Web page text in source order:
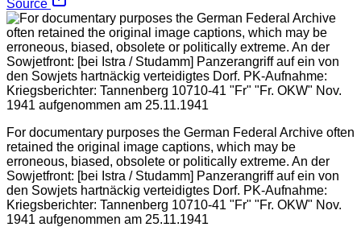
Source
For documentary purposes the German Federal Archive often
retained the original image captions, which may be
erroneous, biased, obsolete or politically extreme. An der
Sowjetfront: [bei Istra / Studamm] Panzerangriff auf ein von
den Sowjets hartnäckig verteidigtes Dorf. PK-Aufnahme:
Kriegsberichter: Tannenberg 10710-41 "Fr" "Fr. OKW" Nov.
1941 aufgenommen am 25.11.1941